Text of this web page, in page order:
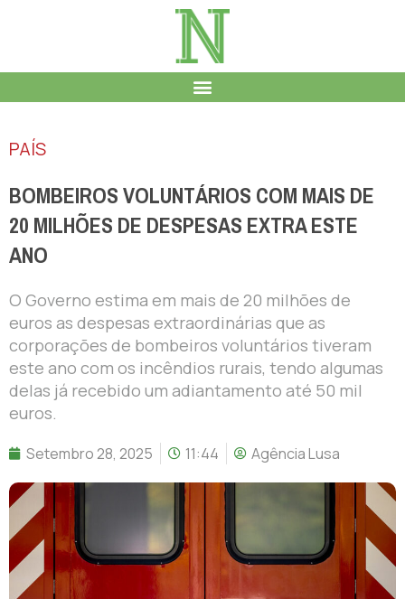
PAÍS
BOMBEIROS VOLUNTÁRIOS COM MAIS DE
20 MILHÕES DE DESPESAS EXTRA ESTE
ANO
O Governo estima em mais de 20 milhões de
euros as despesas extraordinárias que as
corporações de bombeiros voluntários tiveram
este ano com os incêndios rurais, tendo algumas
delas já recebido um adiantamento até 50 mil
euros.
Setembro 28, 2025 11:44 Agência Lusa